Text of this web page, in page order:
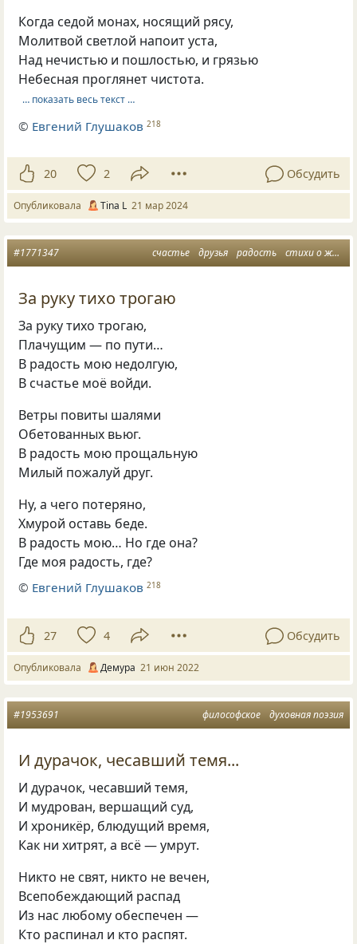
Когда седой монах, носящий рясу,
Молитвой светлой напоит уста,
Над нечистью и пошлостью, и грязью
Небесная проглянет чистота.
… показать весь текст …
© Евгений Глушаков 218
20 2 Обсудить
Опубликовала Tina L 21 мар 2024
счастье друзья радость стихи о жизни
#1771347
За руку тихо трогаю
За руку тихо трогаю,
Плачущим — по пути…
В радость мою недолгую,
В счастье моё войди.
Ветры повиты шалями
Обетованных вьюг.
В радость мою прощальную
Милый пожалуй друг.
Ну, а чего потеряно,
Хмурой оставь беде.
В радость мою… Но где она?
Где моя радость, где?
© Евгений Глушаков 218
27 4 Обсудить
Опубликовала Демура 21 июн 2022
философское духовная поэзия
#1953691
И дурачок, чесавший темя...
И дурачок, чесавший темя,
И мудрован, вершащий суд,
И хроникёр, блюдущий время,
Как ни хитрят, а всё — умрут.
Никто не свят, никто не вечен,
Всепобеждающий распад
Из нас любому обеспечен —
Кто распинал и кто распят.